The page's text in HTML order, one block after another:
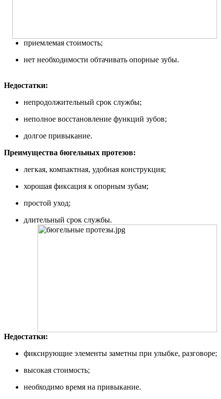
приемлемая стоимость;
нет необходимости обтачивать опорные зубы.
Недостатки:
непродолжительный срок службы;
неполное восстановление функций зубов;
долгое привыкание.
Преимущества бюгельных протезов:
легкая, компактная, удобная конструкция;
хорошая фиксация к опорным зубам;
простой уход;
длительный срок службы.
Недостатки:
фиксирующие элементы заметны при улыбке, разговоре;
высокая стоимость;
необходимо время на привыкание.